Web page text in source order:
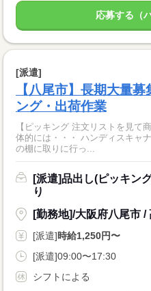
応募する（
[派遣]
【八尾市】長期大量
ング・出荷作業
【ピッキング 注文リストを見て
体的には・・・ ハンディスキャ
の棚に取りに行っ...
[派遣]品出し(ピッキン
り
[勤務地]/大阪府八尾市 /
[派遣]時給1,250円〜
[派遣]09:00〜17:30
シフトによる